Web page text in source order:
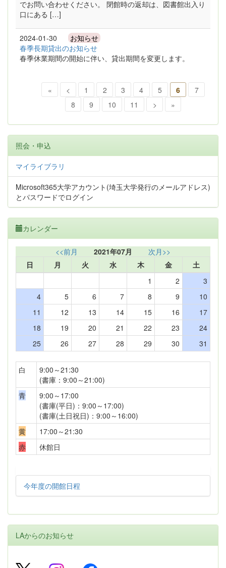
でお問い合わせください。 閉館時の返却は、図書館出入り
口にある […]
2024-01-30 お知らせ
春季長期貸出のお知らせ
春季休業期間の開始に伴い、貸出期間を変更します。
« < 1 2 3 4 5 6
7
8
9 10 11 > »
照会・申込
マイライブラリ
Microsoft365大学アカウント(埼玉大学発行のメールアドレス)
とパスワードでログイン
カレンダー
<<前月 2021年07月
次月>>
日
月 火 水 木 金
土
1
2
3
4
5 6 7 8 9
10
11
12 13 14 15 16
17
18
19 20 21 22 23
24
25
26 27 28 29 30 31
白
9:00～21:30
(書庫：9:00～21:00)
青
9:00～17:00
(書庫(平日)：9:00～17:00)
(書庫(土日祝日)：9:00～16:00)
黄
17:00～21:30
赤
休館日
今年度の開館日程
LAからのお知らせ